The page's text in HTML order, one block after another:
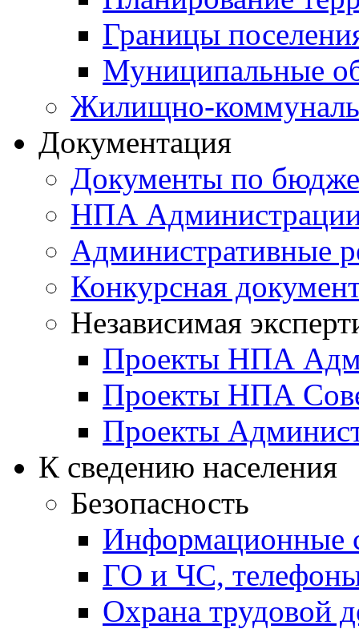
Границы
Муниципальные
Жилищно-
Документация
Документы по
НПА
Административные
Конкурсная
Независимая
Проекты НПА
Проекты НПА
Проекты
К сведению населения
Безопасность
Информационные
ГО и ЧС,
Охрана трудовой